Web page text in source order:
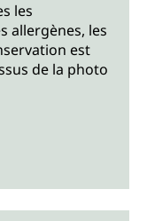
les
allergènes, les
est
de la photo